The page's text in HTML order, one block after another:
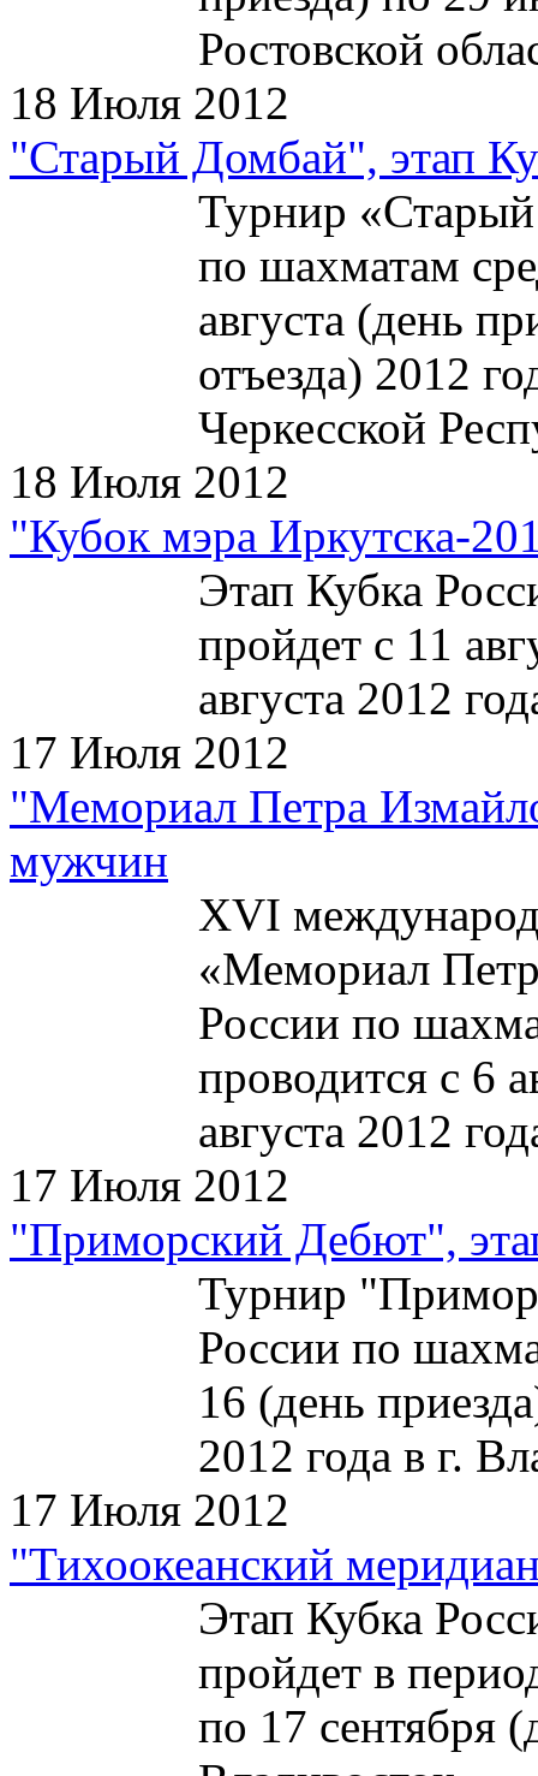
Ростовской
18 Июля 2012
"Старый Домбай", этап
Турнир
по шахматам
августа (день
отъезда) 2012
Черкесской
18 Июля 2012
"Кубок мэра Иркутска-
Этап Кубка
пройдет с 11
августа 2012
17 Июля 2012
"Мемориал Петра
мужчин
XVI
«Мемориал
России по
проводится с 6
августа 2012
17 Июля 2012
"Приморский Дебют",
Турнир
России по
16 (день
2012 года в г.
17 Июля 2012
"Тихоокеанский
Этап Кубка
пройдет в
по 17 сентября